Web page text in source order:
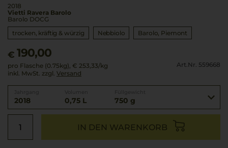
2018
Vietti Ravera Barolo
Barolo DOCG
trocken, kräftig & würzig
Nebbiolo Barolo Piemont
€ 190,00
pro Flasche (0.75kg), € 253,33/kg
inkl. MwSt. zzgl. Versand
Art.Nr. 559668
2018 0,75 L 750 g
IN DEN WARENKORB